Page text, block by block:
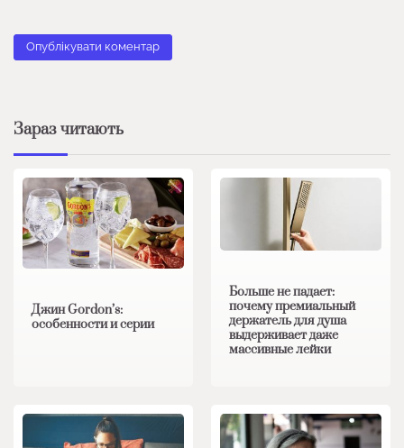
Зараз читають
Джин Gordon’s:
особенности и серии
Больше не падает:
почему премиальный
держатель для душа
выдерживает даже
массивные лейки